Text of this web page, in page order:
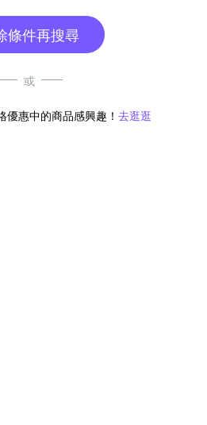
條件再搜尋
或
優惠中的商品感興趣！ 去逛逛